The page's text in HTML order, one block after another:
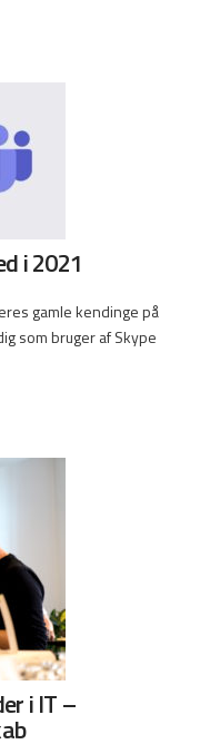
i 2021
gamle kendinge på
som bruger af Skype
i IT –